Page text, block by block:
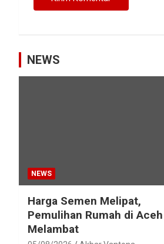
NEWS
NEWS
Harga Semen Melipat,
Pemulihan Rumah di Aceh
Melambat